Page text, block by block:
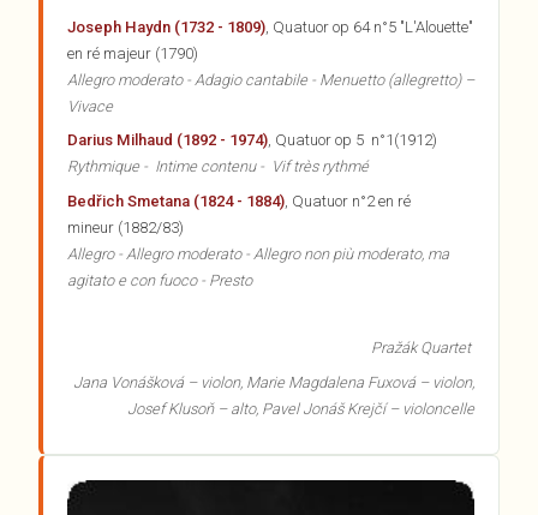
Joseph Haydn (1732 - 1809) , Quatuor op 64 n°5 "L'Alouette"
en ré majeur (1790)
Allegro moderato - Adagio cantabile - Menuetto (allegretto) –
Vivace
Darius Milhaud (1892 - 1974), Quatuor op 5 n°1(1912)
Rythmique - Intime contenu - Vif très rythmé
Bedřich Smetana (1824 - 1884) , Quatuor n°2 en ré
mineur (1882/83)
Allegro - Allegro moderato - Allegro non più moderato, ma
agitato e con fuoco - Presto
Pražák Quartet
Jana Vonášková – violon, Marie Magdalena Fuxová – violon,
Josef Klusoň – alto, Pavel Jonáš Krejčí – violoncelle